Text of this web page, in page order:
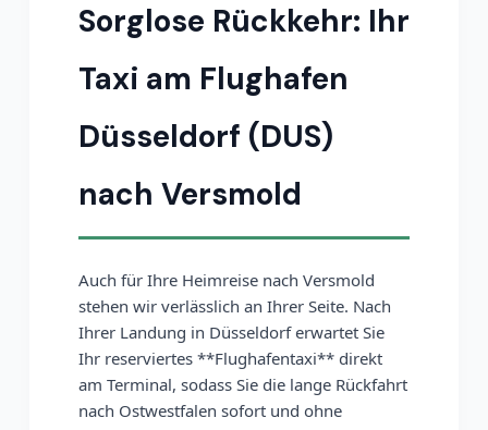
Sorglose Rückkehr: Ihr
Taxi am Flughafen
Düsseldorf (DUS)
nach Versmold
Auch für Ihre Heimreise nach Versmold
stehen wir verlässlich an Ihrer Seite. Nach
Ihrer Landung in Düsseldorf erwartet Sie
Ihr reserviertes **Flughafentaxi** direkt
am Terminal, sodass Sie die lange Rückfahrt
nach Ostwestfalen sofort und ohne